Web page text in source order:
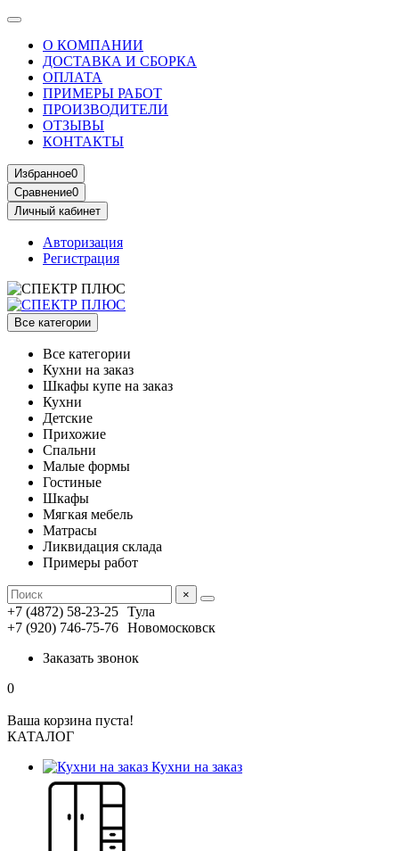
О КОМПАНИИ
ДОСТАВКА И СБОРКА
ОПЛАТА
ПРИМЕРЫ РАБОТ
ПРОИЗВОДИТЕЛИ
ОТЗЫВЫ
КОНТАКТЫ
Избранное0
Сравнение0
Личный кабинет
Авторизация
Регистрация
Все категории
Все категории
Кухни на заказ
Шкафы купе на заказ
Кухни
Детские
Прихожие
Спальни
Малые формы
Гостиные
Шкафы
Мягкая мебель
Матрасы
Ликвидация склада
Примеры работ
×
+7 (4872) 58-23-25 Тула
+7 (920) 746-75-76 Новомосковск
Заказать звонок
0
Ваша корзина пуста!
КАТАЛОГ
Кухни на заказ